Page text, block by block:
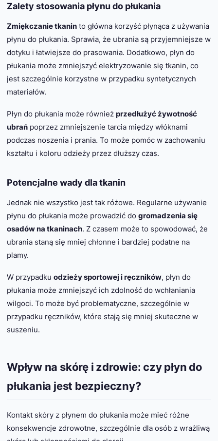
Zalety stosowania płynu do płukania
Zmiękczanie tkanin to główna korzyść płynąca z używania
płynu do płukania. Sprawia, że ubrania są przyjemniejsze w
dotyku i łatwiejsze do prasowania. Dodatkowo, płyn do
płukania może zmniejszyć elektryzowanie się tkanin, co
jest szczególnie korzystne w przypadku syntetycznych
materiałów.
Płyn do płukania może również przedłużyć żywotność
ubrań poprzez zmniejszenie tarcia między włóknami
podczas noszenia i prania. To może pomóc w zachowaniu
kształtu i koloru odzieży przez dłuższy czas.
Potencjalne wady dla tkanin
Jednak nie wszystko jest tak różowe. Regularne używanie
płynu do płukania może prowadzić do gromadzenia się
osadów na tkaninach. Z czasem może to spowodować, że
ubrania staną się mniej chłonne i bardziej podatne na
plamy.
W przypadku odzieży sportowej i ręczników, płyn do
płukania może zmniejszyć ich zdolność do wchłaniania
wilgoci. To może być problematyczne, szczególnie w
przypadku ręczników, które stają się mniej skuteczne w
suszeniu.
Wpływ na skórę i zdrowie: czy płyn do
płukania jest bezpieczny?
Kontakt skóry z płynem do płukania może mieć różne
konsekwencje zdrowotne, szczególnie dla osób z wrażliwą